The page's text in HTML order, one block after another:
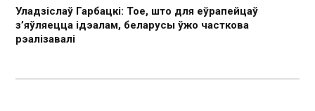
Уладзіслаў Гарбацкі: Тое, што для еўрапейцаў
з’яўляецца ідэалам, беларусы ўжо часткова
рэалізавалі